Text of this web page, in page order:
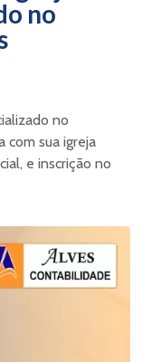
no
no
com sua igreja
e inscrição no